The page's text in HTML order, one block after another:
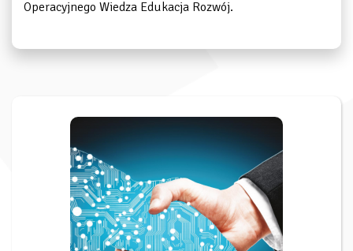
Operacyjnego Wiedza Edukacja Rozwój.